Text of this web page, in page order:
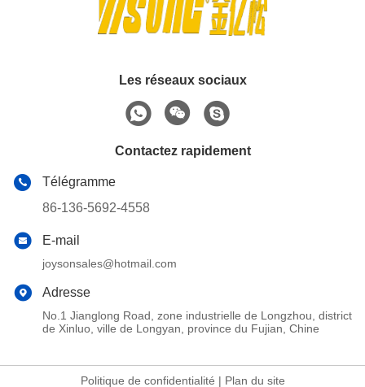
Les réseaux sociaux
Contactez rapidement
Télégramme
86-136-5692-4558
E-mail
joysonsales@hotmail.com
Adresse
No.1 Jianglong Road, zone industrielle de Longzhou, district
de Xinluo, ville de Longyan, province du Fujian, Chine
Politique de confidentialité | Plan du site